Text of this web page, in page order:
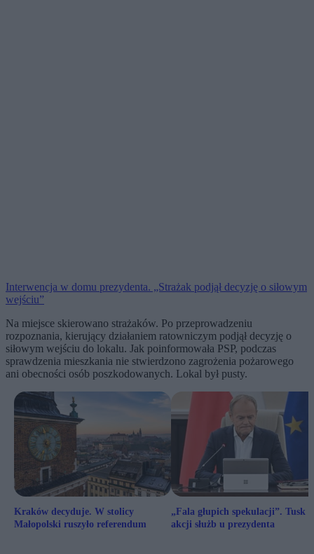
Interwencja w domu prezydenta. „Strażak podjął decyzję o siłowym
wejściu”
Na miejsce skierowano strażaków. Po przeprowadzeniu
rozpoznania, kierujący działaniem ratowniczym podjął decyzję o
siłowym wejściu do lokalu. Jak poinformowała PSP, podczas
sprawdzenia mieszkania nie stwierdzono zagrożenia pożarowego
ani obecności osób poszkodowanych. Lokal był pusty.
Kraków decyduje. W stolicy
Małopolski ruszyło referendum
„Fala głupich spekulacji”. Tusk
akcji służb u prezydenta